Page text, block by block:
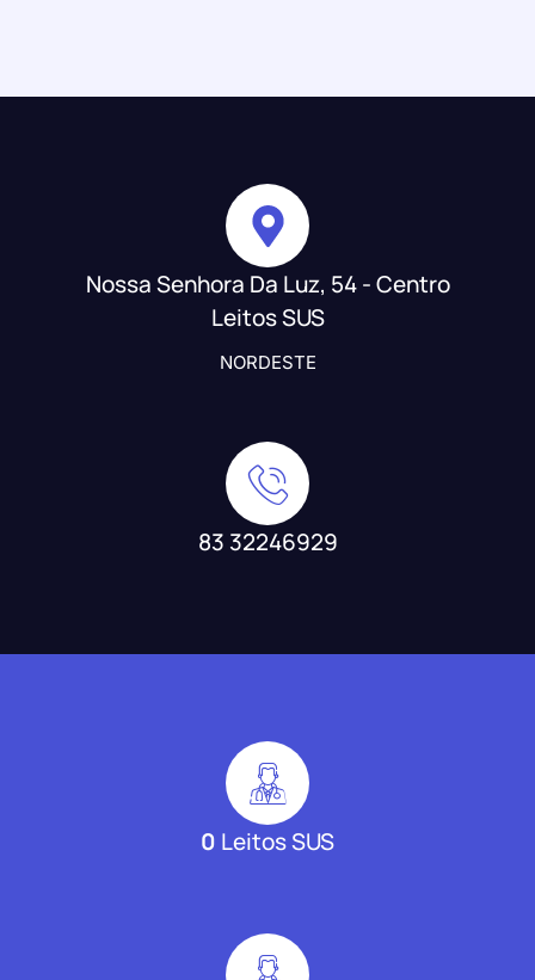
Nossa Senhora Da Luz, 54 - Centro
Leitos SUS
NORDESTE
83 32246929
0 Leitos SUS